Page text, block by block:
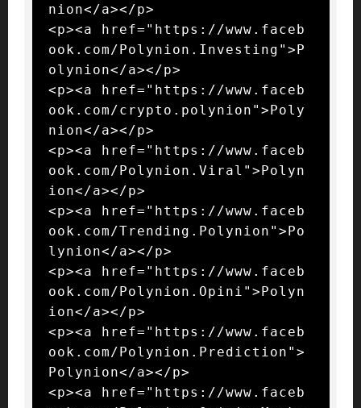
nion</a></p>
<p><a href="https://www.faceb
ook.com/Polynion.Investing">P
olynion</a></p>
<p><a href="https://www.faceb
ook.com/crypto.polynion">Poly
nion</a></p>
<p><a href="https://www.faceb
ook.com/Polynion.Viral">Polyn
ion</a></p>
<p><a href="https://www.faceb
ook.com/Trending.Polynion">Po
lynion</a></p>
<p><a href="https://www.faceb
ook.com/Polynion.Opini">Polyn
ion</a></p>
<p><a href="https://www.faceb
ook.com/Polynion.Prediction">
Polynion</a></p>
<p><a href="https://www.faceb